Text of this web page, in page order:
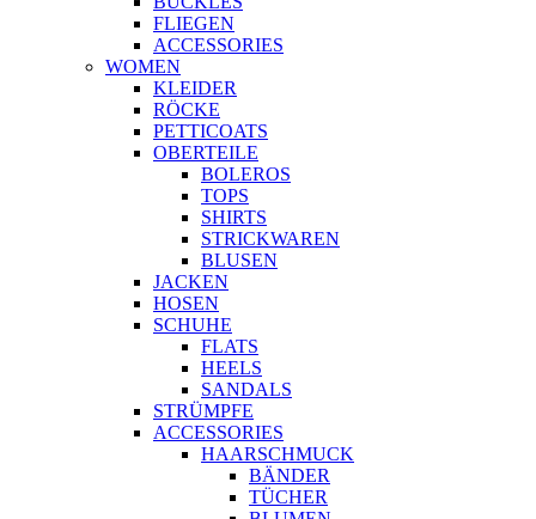
FLIEGEN
ACCESSORIES
WOMEN
KLEIDER
RÖCKE
PETTICOATS
OBERTEILE
BOLEROS
TOPS
SHIRTS
STRICKWAREN
BLUSEN
JACKEN
HOSEN
SCHUHE
FLATS
HEELS
SANDALS
STRÜMPFE
ACCESSORIES
HAARSCHMUCK
BÄNDER
TÜCHER